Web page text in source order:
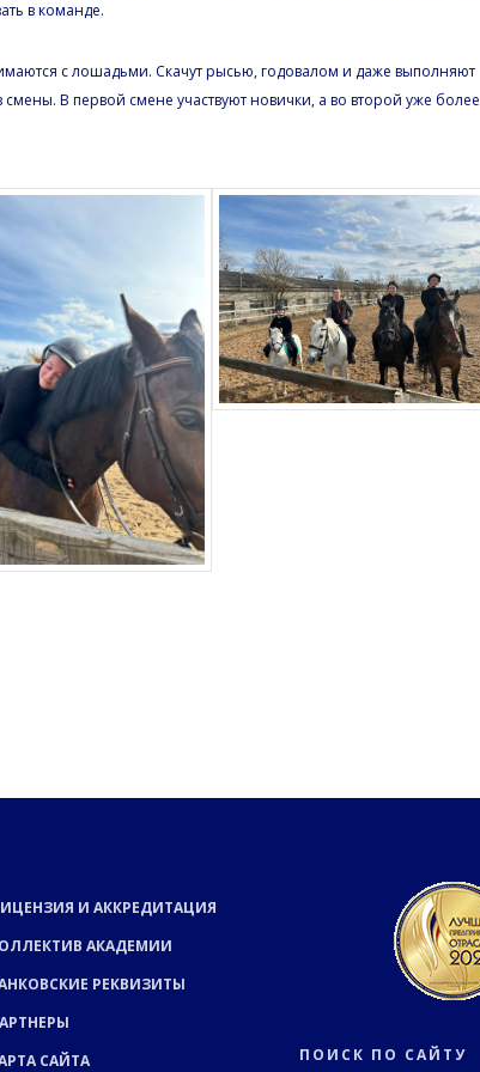
в команде.
с лошадьми. Скачут рысью, годовалом и даже выполняют
В первой смене участвуют новички, а во второй уже более
И АККРЕДИТАЦИЯ
АКАДЕМИИ
РЕКВИЗИТЫ
САЙТА
ПОИСК ПО САЙТУ